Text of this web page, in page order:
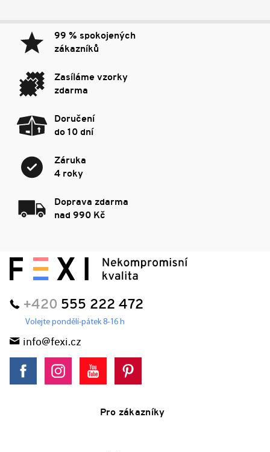
99 % spokojených
zákazníků
Zasíláme vzorky
zdarma
Doručení
do 10 dní
Záruka
4 roky
Doprava zdarma
nad 990 Kč
+420 555 222 472
Volejte pondělí-pátek 8-16 h
info@fexi.cz
Pro zákazníky